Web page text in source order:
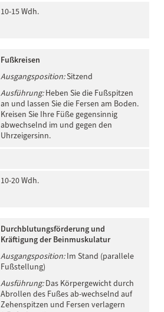
10-15 Wdh.
Fußkreisen
Ausgangsposition:Sitzend
Ausführung:Heben Sie die Fußspitzen
an und lassen Sie die Fersen am Boden.
Kreisen Sie Ihre Füße gegensinnig
abwechselnd im und gegen den
Uhrzeigersinn.
10-20 Wdh.
Durchblutungsförderung und
Kräftigung der Beinmuskulatur
Ausgangsposition:Im Stand (parallele
Fußstellung)
Ausführung:Das Körpergewicht durch
Abrollen des Fußes ab-wechselnd auf
Zehenspitzen und Fersen verlagern